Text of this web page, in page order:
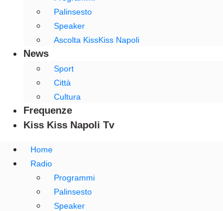
Palinsesto
Speaker
Ascolta KissKiss Napoli
News
Sport
Città
Cultura
Frequenze
Kiss Kiss Napoli Tv
Home
Radio
Programmi
Palinsesto
Speaker